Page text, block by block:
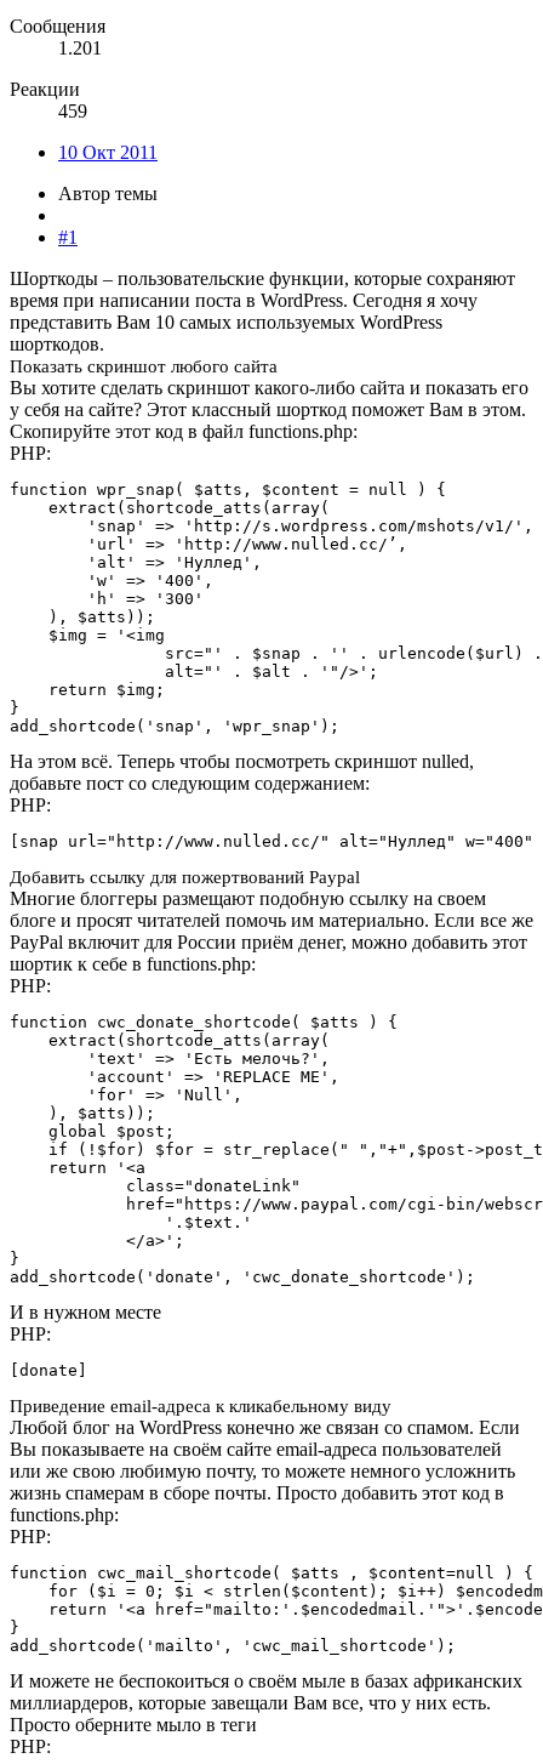
Сообщения
1.201
Реакции
459
10 Окт 2011
Автор темы
#1
Шорткоды – пользовательские функции, которые сохраняют
время при написании поста в WordPress. Сегодня я хочу
представить Вам 10 самых используемых WordPress
шорткодов.
Показать скриншот любого сайта
Вы хотите сделать скриншот какого-либо сайта и показать его
у себя на сайте? Этот классный шорткод поможет Вам в этом.
Скопируйте этот код в файл functions.php:
PHP:
function wpr_snap( $atts, $content = null ) {
    extract(shortcode_atts(array(
        'snap' => 'http://s.wordpress.com/mshots/v1/',
        'url' => 'http://www.nulled.cc/’,
        'alt' => 'Нуллед',
        'w' => '400',
        'h' => '300'
    ), $atts));
    $img = '<img
src="' . $snap . '' . urlencode($url)
                alt="' . $alt . '"/>';
    return $img;
}
add_shortcode('snap', 'wpr_snap');
На этом всё. Теперь чтобы посмотреть скриншот nulled,
добавьте пост со следующим содержанием:
PHP:
[snap url="http://www.nulled.cc/" alt="Нуллед" w="400"
Добавить ссылку для пожертвований Paypal
Многие блоггеры размещают подобную ссылку на своем
блоге и просят читателей помочь им материально. Если все же
PayPal включит для России приём денег, можно добавить этот
шортик к себе в functions.php:
PHP:
function cwc_donate_shortcode( $atts ) {
    extract(shortcode_atts(array(
        'text' => 'Есть мелочь?',
        'account' => 'REPLACE ME',
        'for' => 'Null',
    ), $atts));
    global $post;
if (!$for) $for = str_replace(" ","+",$post-
    return '<a
            class="donateLink"
href="https://www.paypal.com/cgi-bin/
                '.$text.'
            </a>';
}
add_shortcode('donate', 'cwc_donate_shortcode');
И в нужном месте
PHP:
[donate]
Приведение email-адреса к кликабельному виду
Любой блог на WordPress конечно же связан со спамом. Если
Вы показываете на своём сайте email-адреса пользователей
или же свою любимую почту, то можете немного усложнить
жизнь спамерам в сборе почты. Просто добавить этот код в
functions.php:
PHP:
function cwc_mail_shortcode( $atts , $content=null ) {
for ($i = 0; $i < strlen($content); $i++)
return '<a
}
add_shortcode('mailto', 'cwc_mail_shortcode');
И можете не беспокоиться о своём мыле в базах африканских
миллиардеров, которые завещали Вам все, что у них есть.
Просто оберните мыло в теги
PHP: